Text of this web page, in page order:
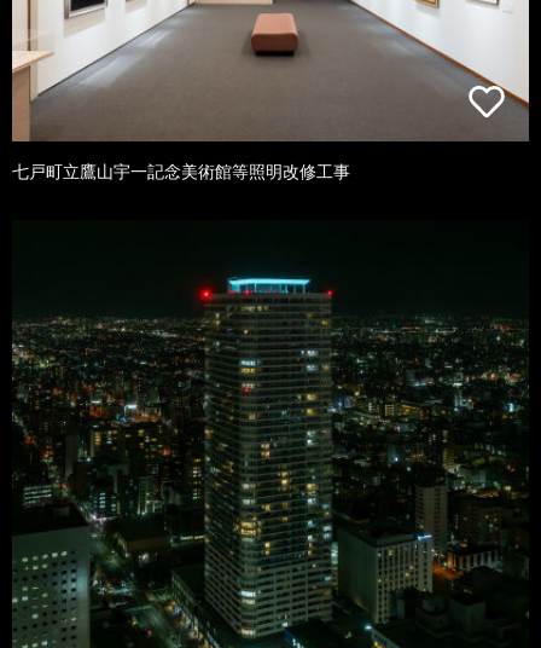
七戸町立鷹山宇一記念美術館等照明改修工事